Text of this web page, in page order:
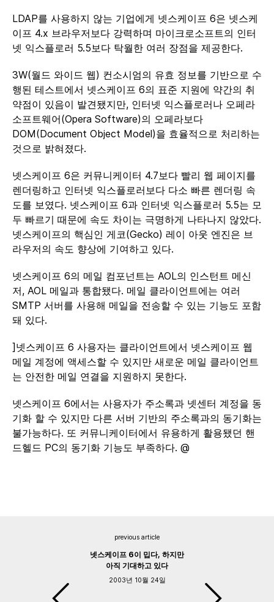
LDAP를 사용하지 않는 기업에게 넷스케이프 6은 넷스케
이프 4.x 브라우저보다 강력하며 마이크로소프트의 인터
넷 익스플로러 5.5보다 탁월한 여러 장점을 제공한다.
3W(월드 와이드 웹) 컨소시엄의 유효 정보를 기반으로 수
행된 테스트에서 넷스케이프 6의 표준 지원에 약간의 취
약점이 있음이 발견됐지만, 인터넷 익스플로러나 오페라
소프트웨어(Opera Software)의 오페라보다
DOM(Document Object Model)을 효율적으로 처리하는
것으로 밝혀졌다.
넷스케이프 6은 커뮤니케이터 4.7보다 빨리 웹 페이지를
렌더링하고 인터넷 익스플로러보다 다소 빠른 렌더링 속
도를 보였다. 넷스케이프 6과 인터넷 익스플로러 5.5는 모
두 빠르기 때문에 속도 차이는 극명하게 나타나지 않았다.
넷스케이프의 핵심인 게코(Gecko) 레이 아웃 엔진은 브
라우저의 속도 향상에 기여하고 있다.
넷스케이프 6의 메일 컴포넌트는 AOL의 인스턴트 메신
저, AOL 메일과 통합됐다. 메일 클라이언트에는 여러
SMTP 서버를 사용해 메일을 전송할 수 있는 기능도 포함
돼 있다.
]넷스케이프 6 사용자는 클라이언트에서 넷스케이프 웹
메일 계정에 액세스할 수 있지만 새로운 메일 클라이언트
는 안전한 메일 연결을 지원하지 못한다.
넷스케이프 6에서는 사용자가 주소록과 넷센터 계정을 동
기화 할 수 있지만 다른 서버 기반의 주소록과의 동기화는
불가능하다. 또 커뮤니케이터에서 유용하게 활용됐던 핸
드헬드 PC의 동기화 기능도 부족하다. @
previous article
넷스케이프 6이 밉다, 하지만
아직 기대하고 있다
2003년 10월 24일